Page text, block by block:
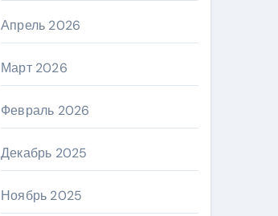
Апрель 2026
Март 2026
Февраль 2026
Декабрь 2025
Ноябрь 2025